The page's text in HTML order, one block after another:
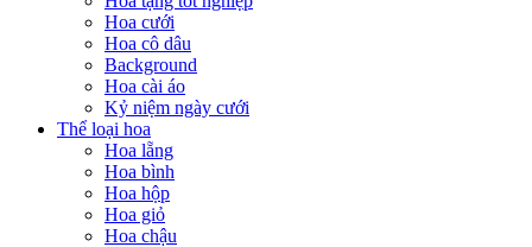
Hoa cưới
Hoa cô dâu
Background
Hoa cài áo
Kỷ niệm ngày cưới
Thể loại hoa
Hoa lẵng
Hoa bình
Hoa hộp
Hoa giỏ
Hoa chậu